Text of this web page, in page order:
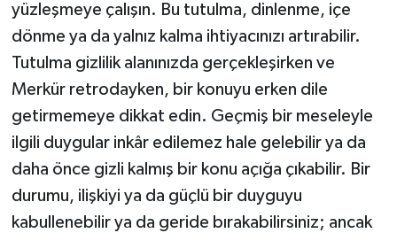
yüzleşmeye çalışın. Bu tutulma, dinlenme, içe
dönme ya da yalnız kalma ihtiyacınızı artırabilir.
Tutulma gizlilik alanınızda gerçekleşirken ve
Merkür retrodayken, bir konuyu erken dile
getirmemeye dikkat edin. Geçmiş bir meseleyle
ilgili duygular inkâr edilemez hale gelebilir ya da
daha önce gizli kalmış bir konu açığa çıkabilir. Bir
durumu, ilişkiyi ya da güçlü bir duyguyu
kabullenebilir ya da geride bırakabilirsiniz; ancak